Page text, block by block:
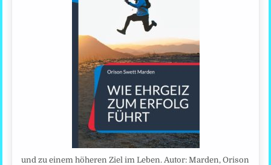
und zu einem höheren Ziel im Leben. Autor: Marden, Orison